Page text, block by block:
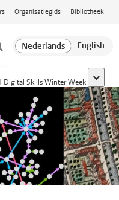
Organisatiegids Bibliotheek
Digital Skills Winter Week
toon